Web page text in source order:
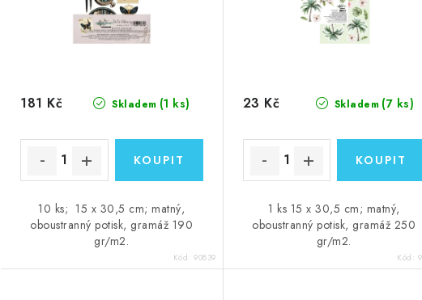
o
d
k
t
ů
Skladem (1 ks)
181 Kč
10 ks; 15 x 30,5 cm; matný,
oboustranný potisk, gramáž 190
gr/m2.
Kód:90839
Skladem (7 ks)
23 Kč
1 ks 15 x 30,5 cm; matný,
oboustranný potisk, gramáž 250
gr/m2.
Kód: